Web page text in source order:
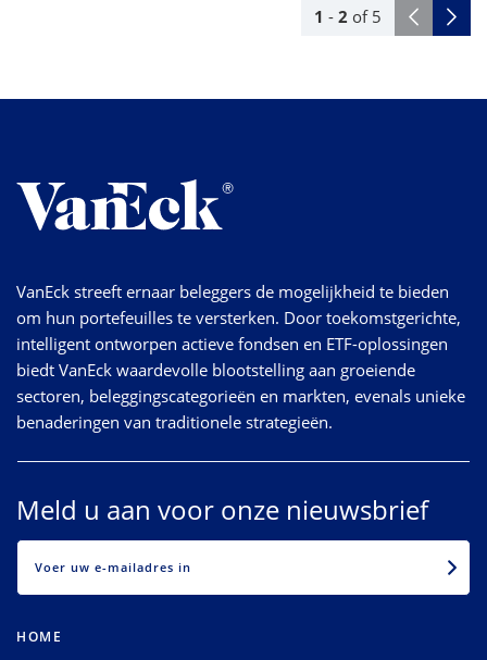
1 - 2 of 5
VanEck streeft ernaar beleggers de mogelijkheid te bieden
om hun portefeuilles te versterken. Door toekomstgerichte,
intelligent ontworpen actieve fondsen en ETF-oplossingen
biedt VanEck waardevolle blootstelling aan groeiende
sectoren, beleggingscategorieën en markten, evenals unieke
benaderingen van traditionele strategieën.
Meld u aan voor onze nieuwsbrief
HOME